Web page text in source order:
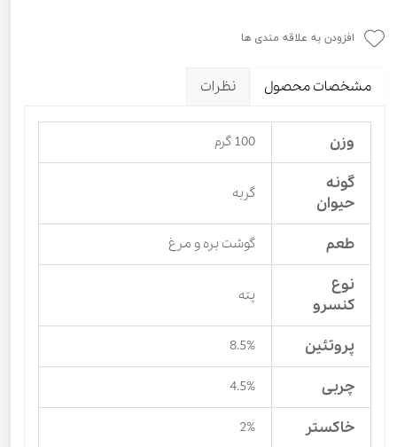
افزودن به علاقه مندی ها
مشخصات محصول نظرات
وزن 100 گرم
گونه
حیوان
گربه
طعم گوشت بره و مرغ
نوع
کنسرو
پته
پروتئین 8.5%
چربی 4.5%
خاکستر 2%